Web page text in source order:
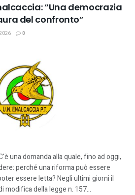
“Una democrazia
del confronto”
0
una domanda alla quale, fino ad oggi,
perché una riforma può essere
essere letta? Negli ultimi giorni il
modifica della legge n. 157...